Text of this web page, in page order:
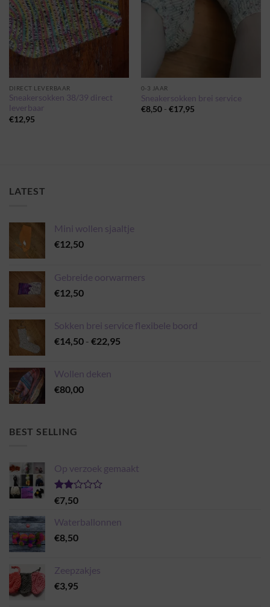
DIRECT LEVERBAAR
Sneakersokken 38/39 direct
leverbaar
€12,95
0-3 JAAR
Sneakersokken brei service
€8,50 - €17,95Prijsklasse:
LATEST
Mini wollen sjaaltje
€12,50
Gebreide oorwarmers
€12,50
Sokken brei service flexibele boord
€14,50 - €22,95
Wollen deken
€80,00
BEST SELLING
Op verzoek gemaakt
Gewaardeerd
2.00
uit 5
€7,50
Waterballonnen
€8,50
Zeepzakjes
€3,95